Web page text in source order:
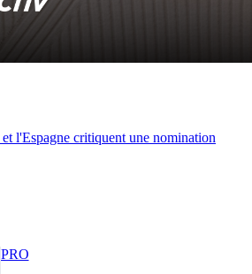
l'Espagne critiquent une nomination
PRO